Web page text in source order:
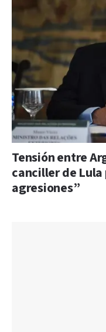
Tensión entre
canciller de
agresiones”